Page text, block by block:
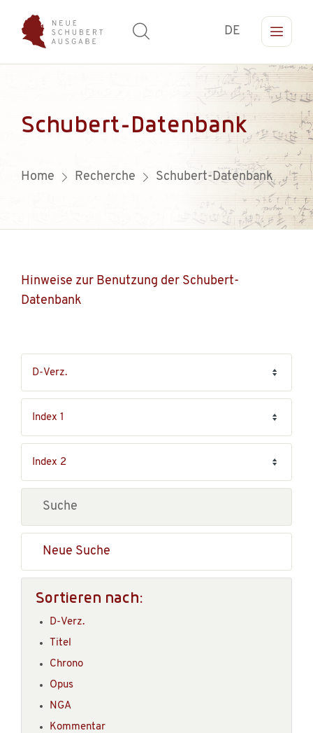
DE
Schubert-Datenbank
Home Recherche Schubert-Datenbank
Hinweise zur Benutzung der Schubert-
Datenbank
Neue Suche
Sortieren nach:
D-Verz.
Titel
Chrono
Opus
NGA
Kommentar